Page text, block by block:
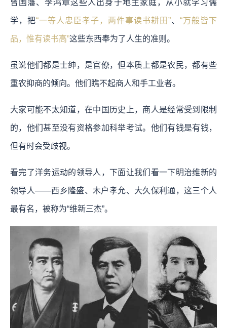
曾国藩、李鸿章这些人出身于地主家庭，从小就学习儒
学，把“一等人忠臣孝子，两件事读书耕田”、 “万般皆下
品，惟有读书高”这些东西奉为了人生的准则。
虽说他们都是士绅，是官僚，但本质上都是农民，都有些
重农抑商的倾向。他们瞧不起商人和手工业者。
大家可能不太知道，在中国历史上，商人是经常受到限制
的，他们甚至没有资格参加科举考试。他们有钱是有钱，
但有时会受歧视。
看完了洋务运动的领导人，下面让我们看一下明治维新的
领导人——西乡隆盛、木户孝允、大久保利通，这三个人
最有名，被称为“维新三杰”。